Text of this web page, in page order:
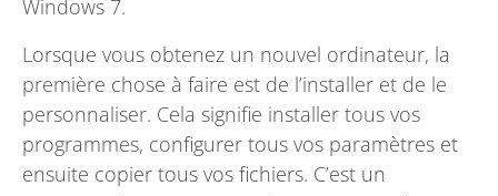
Windows 7.
Lorsque vous obtenez un nouvel ordinateur, la
première chose à faire est de l’installer et de le
personnaliser. Cela signifie installer tous vos
programmes, configurer tous vos paramètres et
ensuite copier tous vos fichiers. C’est un